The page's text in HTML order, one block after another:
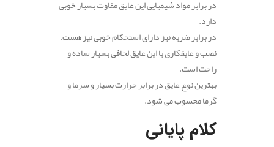
در برابر مواد شیمیایی این عایق مقاوت بسیار خوبی
دارد.
در برابر ضربه نیز دارای استحکام خوبی نیز هست.
نصب و عایقکاری با این عایق لحافی بسیار ساده و
راحت است.
بهترین نوع عایق در برابر حرارت بسیار و سرما و
گرما محسوب می شود.
کلام پایانی